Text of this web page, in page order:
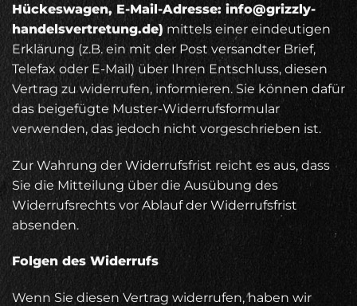
Hückeswagen, E-Mail-Adresse: info@grizzly-
handelsvertretung.de) mittels einer eindeutigen
Erklärung (z.B. ein mit der Post versandter Brief,
Telefax oder E-Mail) über Ihren Entschluss, diesen
Vertrag zu widerrufen, informieren. Sie können dafür
das beigefügte Muster-Widerrufsformular
verwenden, das jedoch nicht vorgeschrieben ist.
Zur Wahrung der Widerrufsfrist reicht es aus, dass
Sie die Mitteilung über die Ausübung des
Widerrufsrechts vor Ablauf der Widerrufsfrist
absenden.
Folgen des Widerrufs
Wenn Sie diesen Vertrag widerrufen, haben wir